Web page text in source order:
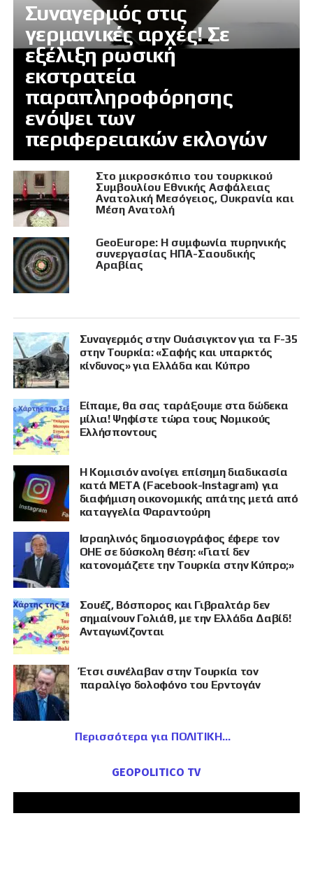
Συναγερμός στις
γερμανικές αρχές! Σε
εξέλιξη ρωσική
εκστρατεία
παραπληροφόρησης
ενόψει των
περιφερειακών εκλογών
Στο μικροσκόπιο του τουρκικού
Συμβουλίου Εθνικής Ασφάλειας
Ανατολική Μεσόγειος, Ουκρανία και
Μέση Ανατολή
GeoEurope: Η συμφωνία πυρηνικής
συνεργασίας ΗΠΑ-Σαουδικής
Αραβίας
Συναγερμός στην Ουάσιγκτον για τα F-35
στην Τουρκία: «Σαφής και υπαρκτός
κίνδυνος» για Ελλάδα και Κύπρο
Είπαμε, θα σας ταράξουμε στα δώδεκα
μίλια! Ψηφίστε τώρα τους Νομικούς
Ελλήσποντους
Η Κομισιόν ανοίγει επίσημη διαδικασία
κατά META (Facebook-Instagram) για
διαφήμιση οικονομικής απάτης μετά από
καταγγελία Φαραντούρη
Ισραηλινός δημοσιογράφος έφερε τον
ΟΗΕ σε δύσκολη θέση: «Γιατί δεν
κατονομάζετε την Τουρκία στην Κύπρο;»
Σουέζ, Βόσπορος και Γιβραλτάρ δεν
σημαίνουν Γολιάθ, με την Ελλάδα Δαβίδ!
Ανταγωνίζονται
Έτσι συνέλαβαν στην Τουρκία τον
παραλίγο δολοφόνο του Ερντογάν
Περισσότερα για ΠΟΛΙΤΙΚΗ
GEOPOLITICO TV